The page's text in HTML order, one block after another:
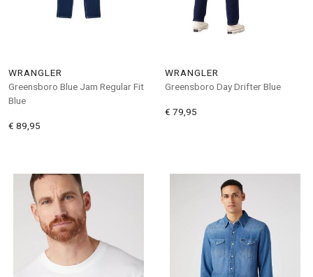
WRANGLER
Greensboro Blue Jam Regular Fit
Blue
€ 89,95
WRANGLER
Greensboro Day Drifter Blue
€ 79,95